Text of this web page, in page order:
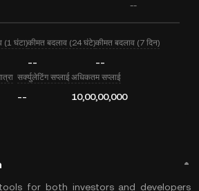
--
(1 घंटा)कीमत बदलाव (24 घंटे)
--
कीमत बदलाव (7 दिन)
--
सर्क्युलेटिंग सप्लाई
--
अधिकतम सप्लाई
10,00,00,000
for both investors and developers